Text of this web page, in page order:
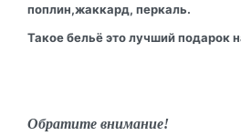
поплин,жаккард, перкаль.
Такое бельё это лучший подарок
Обратите внимание!